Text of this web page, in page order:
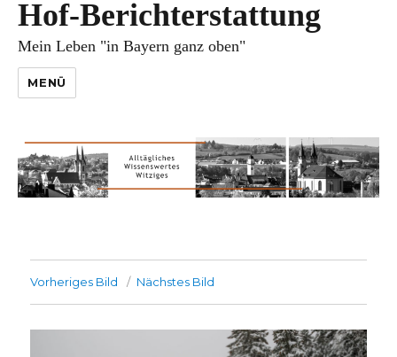
Hof-Berichterstattung
Mein Leben "in Bayern ganz oben"
MENÜ
Vorheriges Bild Nächstes Bild